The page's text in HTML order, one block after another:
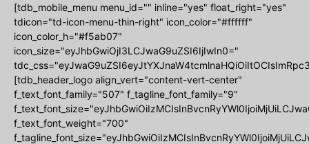
[tdb_mobile_menu menu_id="" inline="yes" float_right="yes"
tdicon="td-icon-menu-thin-right" icon_color="#ffffff"
icon_color_h="#f5ab07"
icon_size="eyJhbGwiOjI3LCJwaG9uZSI6IjIwIn0="
[tdb_header_logo align_vert="content-vert-center"
f_text_font_family="507" f_tagline_font_family="9"
f_text_font_weight="700"